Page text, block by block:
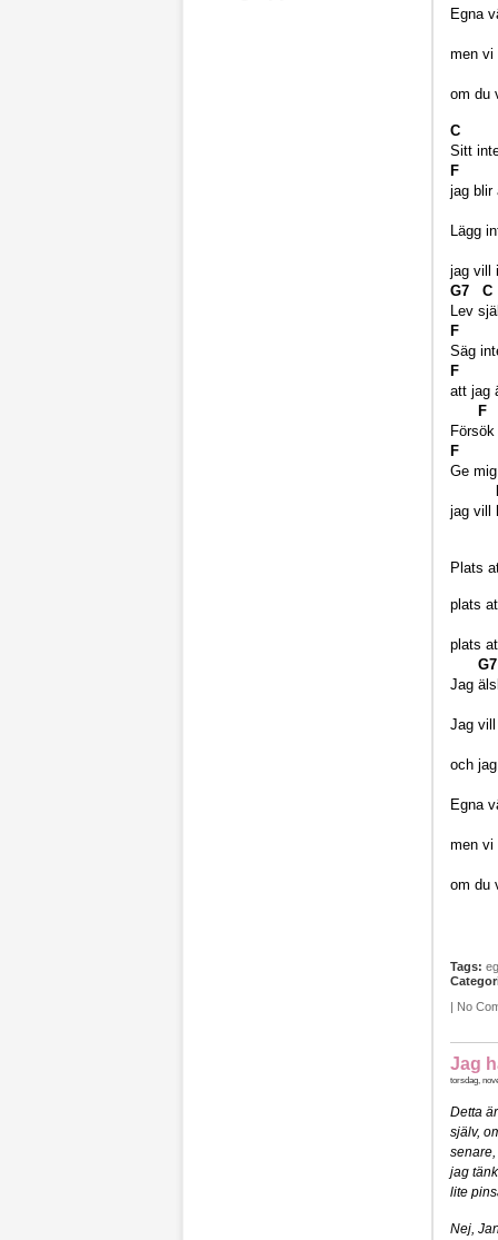
Egna
men vi
om du
C
Sitt
jag blir
Lägg
jag vill
G7 C
Lev
Säg
att jag
Ge
jag vill
Plats
plats
plats
Jag
Jag
och
Egna
men vi
om du
Tags:
| No
Jag
torsdag,
Detta
själv,
senare,
jag
lite
Nej,